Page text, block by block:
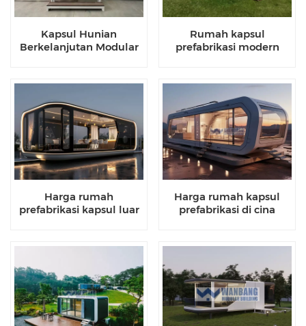
Kapsul Hunian
Berkelanjutan Modular
Rumah kapsul
prefabrikasi modern
Harga rumah
prefabrikasi kapsul luar
Harga rumah kapsul
prefabrikasi di cina